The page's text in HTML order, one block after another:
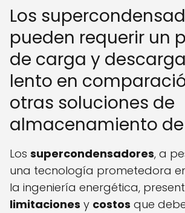
Los
pueden requerir un
de carga y
lento en
otras soluciones de
almacenamiento
Los supercondensadores, a
una tecnología prometedora
la ingeniería energética,
limitaciones y costos que